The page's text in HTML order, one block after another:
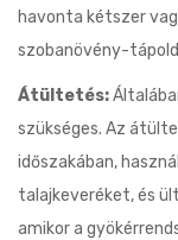
havonta kétszer
szobanövény-
Átültetés:
szükséges. Az
időszakában,
talajkeveréket, és
amikor a